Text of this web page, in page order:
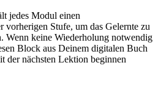
jedes Modul einen
vorherigen Stufe, um das Gelernte zu
Wenn keine Wiederholung notwendig
Block aus Deinem digitalen Buch
der nächsten Lektion beginnen